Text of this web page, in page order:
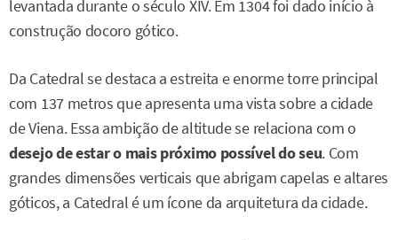
levantada durante o século XIV. Em 1304 foi dado início à
construção docoro gótico.
Da Catedral se destaca a estreita e enorme torre principal
com 137 metros que apresenta uma vista sobre a cidade
de Viena. Essa ambição de altitude se relaciona com o
desejo de estar o mais próximo possível do seu. Com
grandes dimensões verticais que abrigam capelas e altares
góticos, a Catedral é um ícone da arquitetura da cidade.